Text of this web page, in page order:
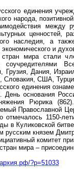
единения
народа,
между
ценностей,
наследия, а
и
мира стали
соучредителями
Грузия, Дания,
Словакия, США,
единения
День основания
Рюрика
Православной
отмечалось 1150-
в Куликовской
русским князем
комитет
мира –
?p=51033